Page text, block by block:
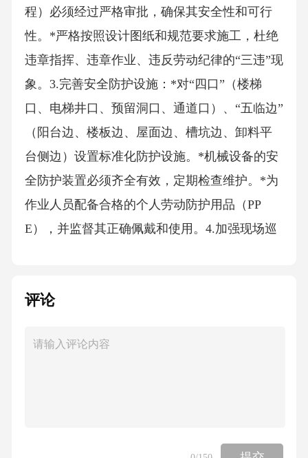
程）必须经过严格审批，确保其安全性和可行
性。*严格按照设计图纸和规范要求施工，杜绝
违章指挥、违章作业、违反劳动纪律的“三违”现
象。3.完善安全防护设施：*对“四口”（楼梯
口、电梯井口、预留洞口、通道口）、“五临边”
（阳台边、楼板边、屋面边、槽坑边、卸料平
台侧边）设置标准化防护设施。*机械设备的安
全防护装置必须齐全有效，定期检查维护。*为
作业人员配备合格的个人劳动防护用品（PP
E），并监督其正确佩戴和使用。4.加强现场巡
小组，每日对施工现场进行检查。*对危大工
监理。*鼓励全员参与隐患报告，建立隐患排查
目，应进行必要的地质监测和变形观测，设置
评论